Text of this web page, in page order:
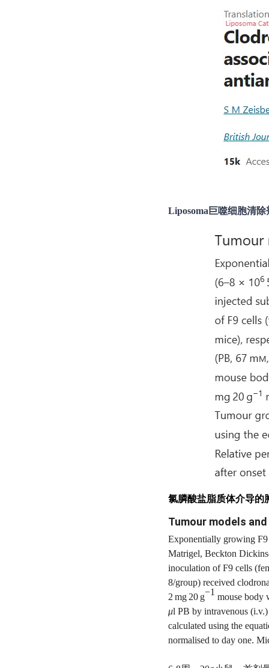
Liposoma巨噬细胞清
氯膦酸盐脂质体介导的
Tumour models
Exponentially growing
Matrigel, Beckton
inoculation of F9 cells
8/group) received
2 mg 20 g−1 mouse body
μl PB by intravenous
calculated using the
normalised to day one.